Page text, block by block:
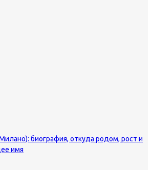
биография, откуда родом, рост и
имя